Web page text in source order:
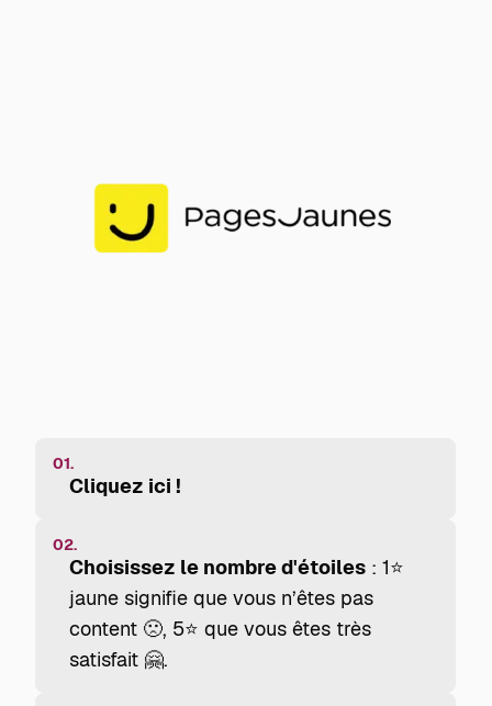
01.
Cliquez ici !
02.
Choisissez le nombre d'étoiles : 1⭐
jaune signifie que vous n’êtes pas
content 🙁, 5⭐ que vous êtes très
satisfait 🤗.